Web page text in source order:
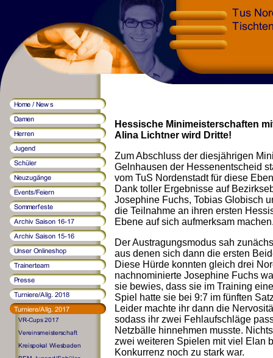
Hessische Minimeisterschaften
Alina Lichtner wird Dritte!
Zum Abschluss der diesjährigen
Gelnhausen der Hessenentscheid
vom TuS Nordenstadt für diese
Dank toller Ergebnisse auf
Josephine Fuchs, Tobias Globisch
die Teilnahme an ihren ersten
Ebene auf sich aufmerksam
Der Austragungsmodus sah
aus denen sich dann die ersten
Diese Hürde konnten gleich drei
nachnominierte Josephine Fuchs
sie bewies, dass sie im Training
Spiel hatte sie bei 9:7 im fünften
Leider machte ihr dann die
sodass ihr zwei Fehlaufschläge
Netzbälle hinnehmen musste.
zwei weiteren Spielen mit viel Elan
Konkurrenz noch zu stark war.